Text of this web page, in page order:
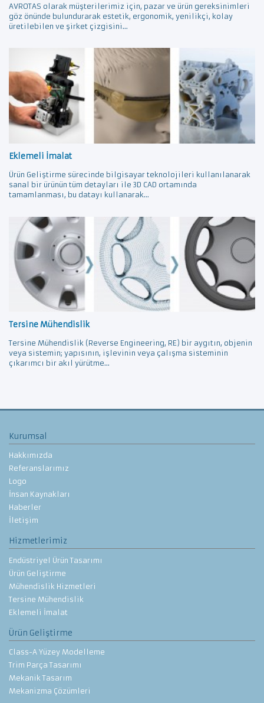
AVROTAS olarak müşterilerimiz için, pazar ve ürün gereksinimleri
göz önünde bulundurarak estetik, ergonomik, yenilikçi, kolay
üretilebilen ve şirket çizgisini...
Eklemeli İmalat
Ürün Geliştirme sürecinde bilgisayar teknolojileri kullanılanarak
sanal bir ürünün tüm detayları ile 3D CAD ortamında
tamamlanması, bu datayı kullanarak...
Tersine Mühendislik
Tersine Mühendislik (Reverse Engineering, RE) bir aygıtın, objenin
veya sistemin; yapısının, işlevinin veya çalışma sisteminin
çıkarımcı bir akıl yürütme...
Kurumsal
Hakkımızda
Referanslarımız
Logo
İnsan Kaynakları
Haberler
İletişim
Hizmetlerimiz
Endüstriyel Ürün Tasarımı
Ürün Geliştirme
Mühendislik Hizmetleri
Tersine Mühendislik
Eklemeli İmalat
Ürün Geliştirme
Class-A Yüzey Modelleme
Trim Parça Tasarımı
Mekanik Tasarım
Mekanizma Çözümleri